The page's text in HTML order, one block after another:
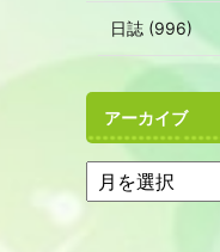
日誌 (996)
アーカイブ